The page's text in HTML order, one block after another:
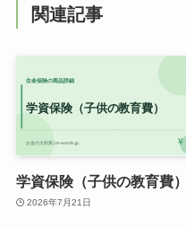
関連記事
学資保険（子供の教育費）
2026年7月21日